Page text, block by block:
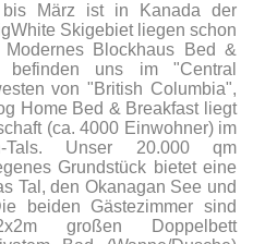
bis März ist in Kanada der
Skigebiet liegen schon
Blockhaus Bed &
befinden uns im "Central
von "British Columbia",
Home Bed & Breakfast liegt
(ca. 4000 Einwohner) im
Tals. Unser 20.000 qm
Grundstück bietet eine
Tal, den Okanagan See und
beiden Gästezimmer sind
großen Doppelbett